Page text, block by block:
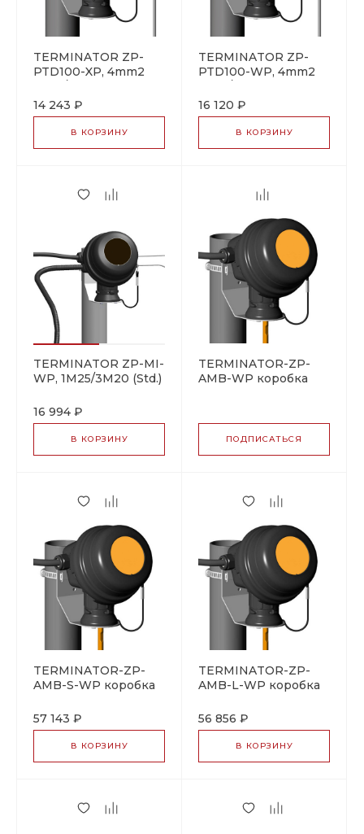
TERMINATOR ZP-
PTD100-XP, 4mm2
соединительная
14 243 ₽
В КОРЗИНУ
TERMINATOR ZP-
PTD100-WP, 4mm2
коробка
соединительная
16 120 ₽
В КОРЗИНУ
TERMINATOR ZP-MI-
WP, 1M25/3M20 (Std.)
соединительная
16 994 ₽
В КОРЗИНУ
TERMINATOR-ZP-
AMB-WP коробка
ПОДПИСАТЬСЯ
TERMINATOR-ZP-
AMB-S-WP коробка
57 143 ₽
В КОРЗИНУ
TERMINATOR-ZP-
AMB-L-WP коробка
56 856 ₽
В КОРЗИНУ